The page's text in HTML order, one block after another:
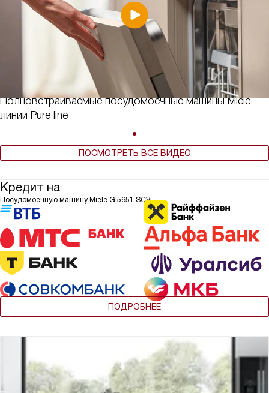
Полновстраиваемые посудомоечные машины Miele
линии Pure line
ПОСМОТРЕТЬ ВСЕ ВИДЕО
Кредит на
Посудомоечную машину Miele G 5651 SCVi
ПОДРОБНЕЕ